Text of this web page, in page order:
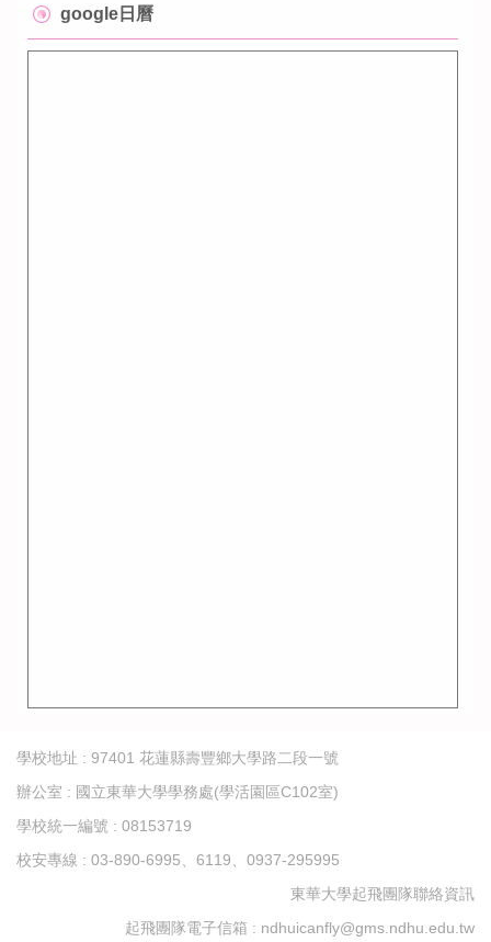
google日曆
學校地址 : 97401 花蓮縣壽豐鄉大學路二段一號
辦公室 : 國立東華大學學務處(學活園區C102室)
學校統一編號 : 08153719
校安專線 : 03-890-6995、6119、0937-295995
東華大學起飛團隊聯絡資訊
起飛團隊電子信箱 : ndhuicanfly@gms.ndhu.edu.tw